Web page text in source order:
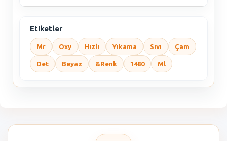
Etiketler
Mr Oxy Hızlı Yıkama Sıvı Çam
Det Beyaz &Renk 1480 Ml